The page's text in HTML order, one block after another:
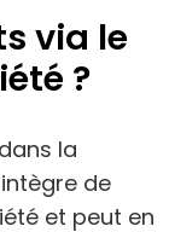
via le
?
dans la
de
et peut en